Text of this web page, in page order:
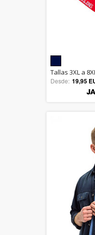
Tallas 3XL a
Desde: 19,95